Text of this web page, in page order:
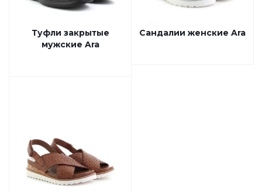
Туфли закрытые
мужские Ara
Сандалии женские Ara